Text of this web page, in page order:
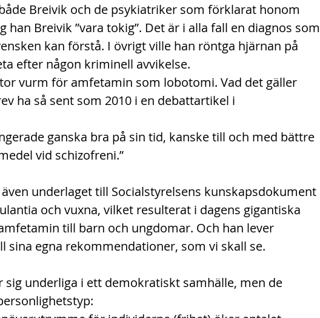
Breivik och de psykiatriker som förklarat honom
han Breivik ”vara tokig”. Det är i alla fall en diagnos som
kan förstå. I övrigt ville han röntga hjärnan på
efter någon kriminell avvikelse.
vurm för amfetamin som lobotomi. Vad det gäller
ha så sent som 2010 i en debattartikel i
ganska bra på sin tid, kanske till och med bättre
vid schizofreni.”
underlaget till Socialstyrelsens kunskapsdokument
och vuxna, vilket resulterat i dagens gigantiska
till barn och ungdomar. Och han lever
sina egna rekommendationer, som vi skall se.
sig underliga i ett demokratiskt samhälle, men de